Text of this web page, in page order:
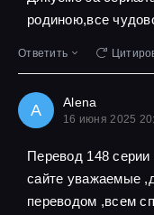
родиною,все
Ответить
A Alena
16 июня 2025
Перевод 148
сайте уважаемые
переводом ,всем